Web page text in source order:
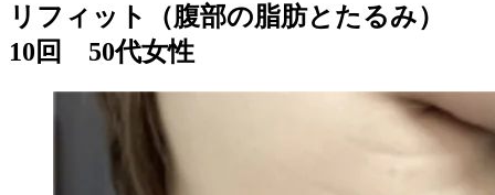
リフィット（腹部の脂肪とたるみ）
10回 50代女性